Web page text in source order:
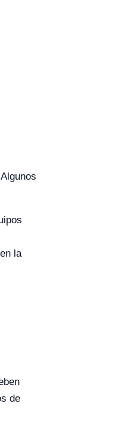
la
de